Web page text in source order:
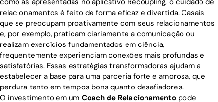
relacionamentos é feito de forma eficaz e divertida. Casais
que se preocupam proativamente com seus relacionamentos
e, por exemplo, praticam diariamente a comunicação ou
realizam exercícios fundamentados em ciência,
frequentemente experienciam conexões mais profundas e
satisfatórias. Essas estratégias transformadoras ajudam a
estabelecer a base para uma parceria forte e amorosa, que
perdura tanto em tempos bons quanto desafiadores.
O investimento em um Coach de Relacionamento pode